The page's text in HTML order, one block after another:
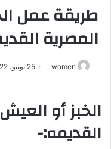
طريقة عمل
المصرية
women 25 يونيو، 2022
الخبز أو
القديمه:-